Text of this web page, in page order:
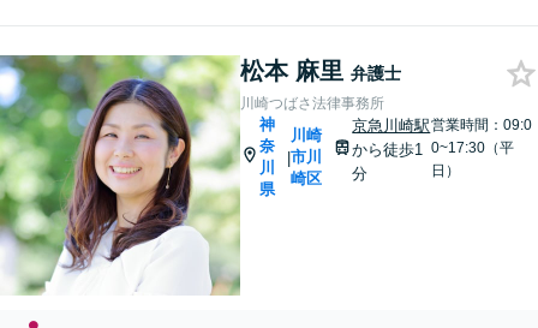
松本 麻里 弁護士
川崎つばさ法律事務所
神
奈
川
県
|
川崎
市川
崎区
京急川崎駅
から徒歩1
分
営業時間：09:0
0~17:30（平
日）